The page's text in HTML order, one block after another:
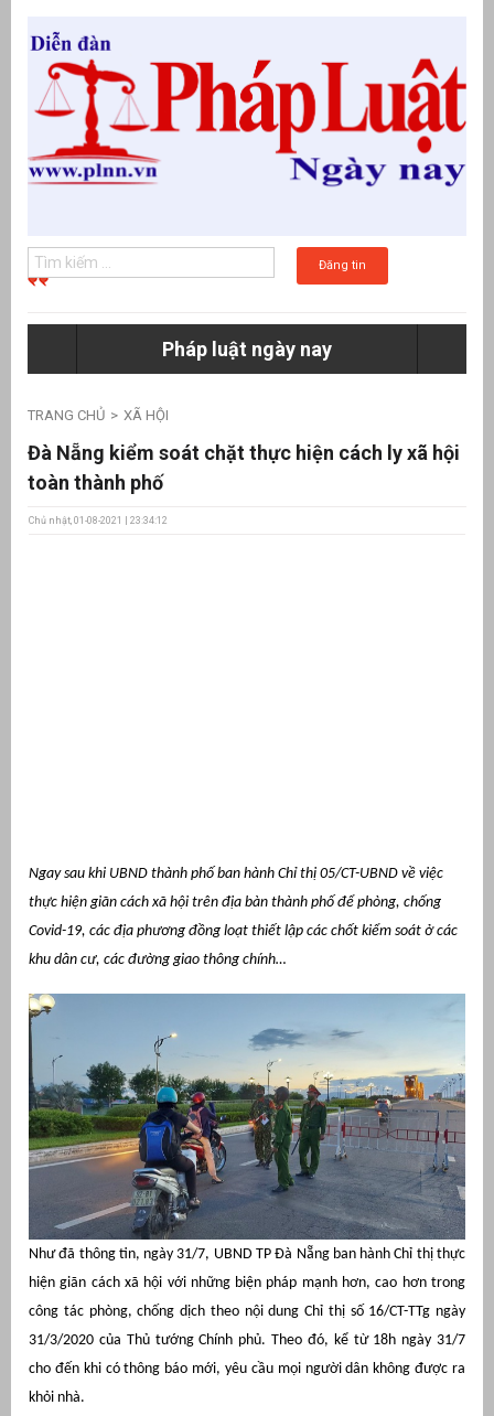
Đăng tin
Pháp luật ngày nay
TRANG CHỦ XÃ HỘI
Đà Nẵng kiểm soát chặt thực hiện cách ly xã hội
toàn thành phố
Chủ nhật, 01-08-2021 | 23:34:12
Ngay sau khi UBND thành phố ban hành Chỉ thị 05/CT-UBND về việc
thực hiện giãn cách xã hội trên địa bàn thành phố để phòng, chống
Covid-19, các địa phương đồng loạt thiết lập các chốt kiểm soát ở các
khu dân cư, các đường giao thông chính…
Như đã thông tin, ngày 31/7, UBND TP Đà Nẵng ban hành Chỉ thị thực
hiện giãn cách xã hội với những biện pháp mạnh hơn, cao hơn trong
công tác phòng, chống dịch theo nội dung Chỉ thị số 16/CT-TTg ngày
31/3/2020 của Thủ tướng Chính phủ. Theo đó, kể từ 18h ngày 31/7
cho đến khi có thông báo mới, yêu cầu mọi người dân không được ra
khỏi nhà.